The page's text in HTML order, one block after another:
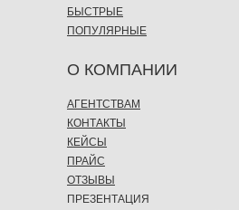
О КОМПАНИИ
БЫСТРЫЕ
ПОПУЛЯРНЫЕ
АГЕНТСТВАМ
КОНТАКТЫ
КЕЙСЫ
ПРАЙС
ОТЗЫВЫ
ПРЕЗЕНТАЦИЯ